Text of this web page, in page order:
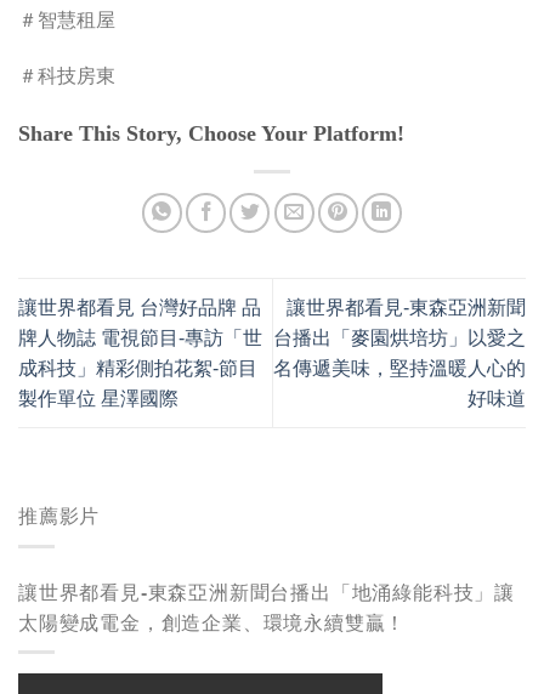
推薦影片
讓世界都看見-東森亞洲新聞台播出「地涌綠能科技」讓
太陽變成電金，創造企業、環境永續雙贏！
＃智慧租屋
＃科技房東
Share This Story, Choose Your Platform!
讓世界都看見 台灣好品牌 品
牌人物誌 電視節目-專訪「世
成科技」精彩側拍花絮-節目
製作單位 星澤國際
讓世界都看見-東森亞洲新聞
台播出「麥園烘培坊」以愛之
名傳遞美味，堅持溫暖人心的
好味道